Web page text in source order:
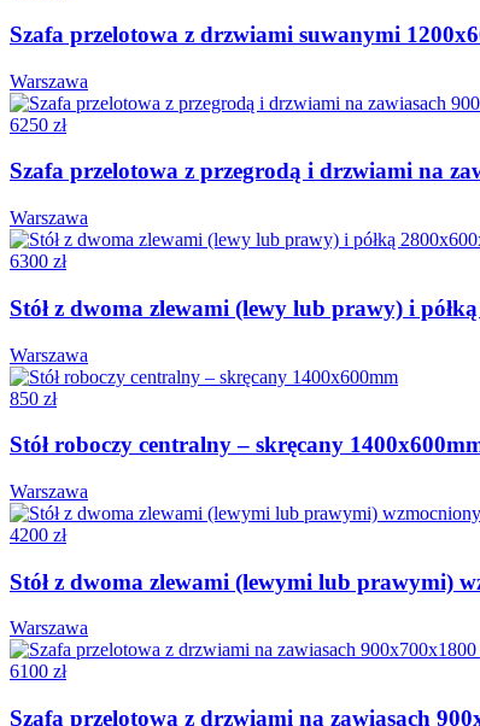
Szafa przelotowa z drzwiami suwanymi
Warszawa
6250 zł
Szafa przelotowa z przegrodą i drzwiami na
Warszawa
6300 zł
Stół z dwoma zlewami (lewy lub prawy) i
Warszawa
850 zł
Stół roboczy centralny – skręcany
Warszawa
4200 zł
Stół z dwoma zlewami (lewymi lub prawymi)
Warszawa
6100 zł
Szafa przelotowa z drzwiami na zawiasach